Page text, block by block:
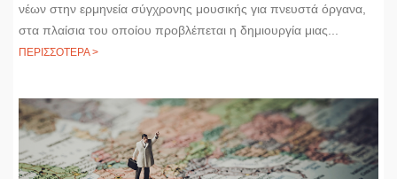
νέων στην ερμηνεία σύγχρονης μουσικής για πνευστά όργανα,
στα πλαίσια του οποίου προβλέπεται η δημιουργία μιας...
ΠΕΡΙΣΣΟΤΕΡΑ >